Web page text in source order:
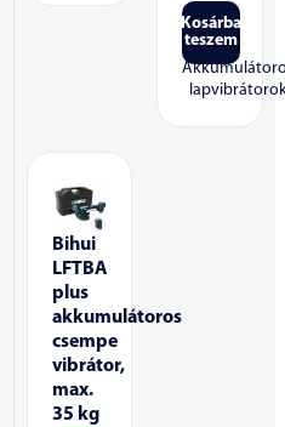
Kosárba
teszem
Bihui
LFTBA
plus
akkumulátoros
csempe
vibrátor,
max.
35 kg